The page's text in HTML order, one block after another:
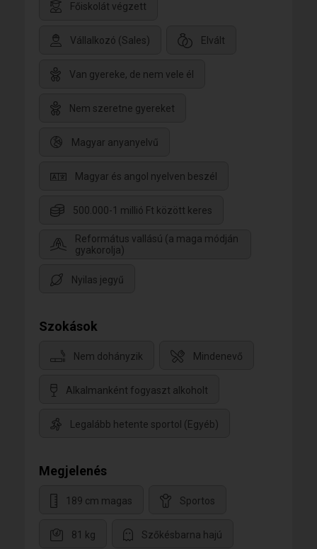
Főiskolát végzett
Vállalkozó (Sales) Elvált
Van gyereke, de nem vele él
Nem szeretne gyereket
Magyar anyanyelvű
Magyar és angol nyelven beszél
500.000-1 millió Ft között keres
Református vallású (a maga módján
gyakorolja)
Nyilas jegyű
Szokások
Nem dohányzik Mindenevő
Alkalmanként fogyaszt alkoholt
Legalább hetente sportol (Egyéb)
Megjelenés
189 cm magas Sportos
81 kg Szőkésbarna hajú